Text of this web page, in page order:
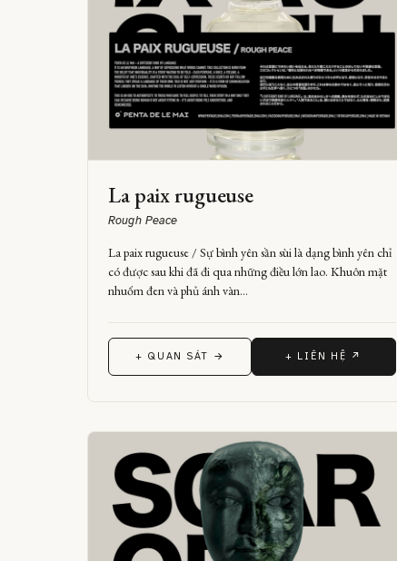
La paix rugueuse
Rough Peace
La paix rugueuse / Sự bình yên sần sùi là dạng bình yên chỉ
có được sau khi đã đi qua những điều lớn lao. Khuôn mặt
nhuốm đen và phủ ánh vàn…
+ QUAN SÁT → + LIÊN HỆ ↗